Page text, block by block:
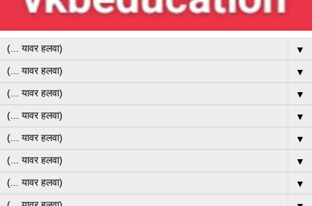
▼
▼
▼
▼
▼
▼
▼